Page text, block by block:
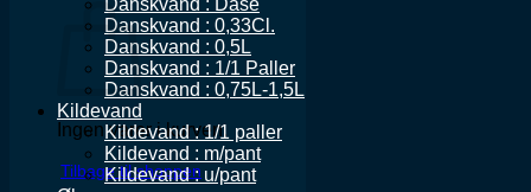
Ingen varer i kurven.
Tilbage til shoppen
Danskvand : Dåse
Danskvand : 0,33Cl.
Danskvand : 0,5L
Danskvand : 1/1 Paller
Danskvand : 0,75L-1,5L
Kildevand
Kildevand : 1/1 paller
Kildevand : m/pant
Kildevand : u/pant